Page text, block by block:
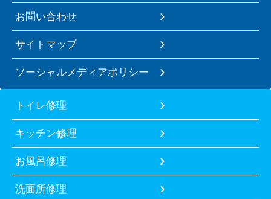
お問い合わせ
サイトマップ
ソーシャルメディアポリシー
トイレ修理
キッチン修理
お風呂修理
洗面所修理